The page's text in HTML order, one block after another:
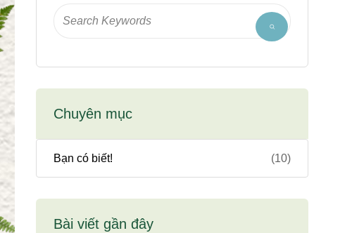
Chuyên mục
Bạn có biết! (10)
Bài viết gần đây